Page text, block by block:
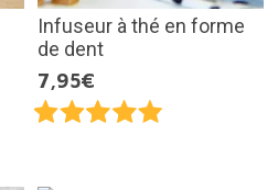
Infuseur à thé en forme
de dent
7,95€